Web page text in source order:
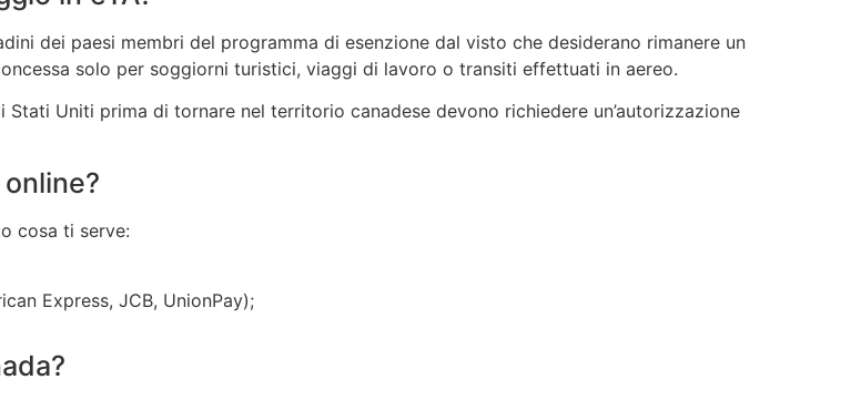
dei paesi membri del programma di esenzione dal visto che desiderano rimanere un
solo per soggiorni turistici, viaggi di lavoro o transiti effettuati in aereo.
Uniti prima di tornare nel territorio canadese devono richiedere un’autorizzazione
cosa ti serve:
Express, JCB, UnionPay);